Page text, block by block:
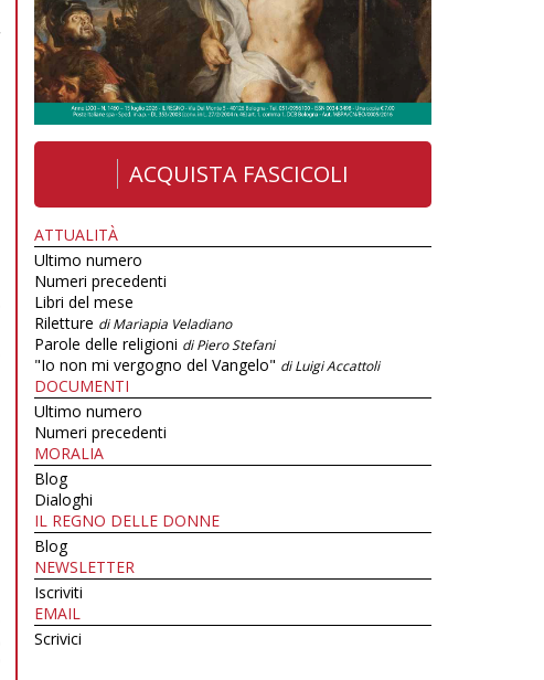
ACQUISTA FASCICOLI
ATTUALITÀ
Ultimo numero
Numeri precedenti
Libri del mese
Riletture di Mariapia Veladiano
Parole delle religioni di Piero Stefani
"Io non mi vergogno del Vangelo" di Luigi Accattoli
DOCUMENTI
Ultimo numero
Numeri precedenti
MORALIA
Blog
Dialoghi
IL REGNO DELLE DONNE
Blog
NEWSLETTER
Iscriviti
EMAIL
Scrivici